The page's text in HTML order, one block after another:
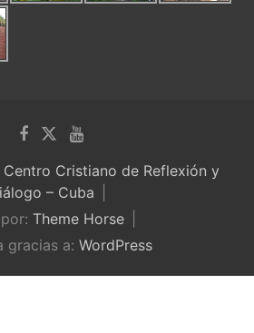
Centro Cristiano de Reflexión y
– Cuba
Theme Horse
gracias a: WordPress